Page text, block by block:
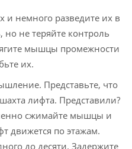
и немного разведите их в
но не теряйте контроль
мышцы промежности
их.
Представьте, что
лифта. Представили?
сжимайте мышцы и
движется по этажам.
до десяти. Задержите